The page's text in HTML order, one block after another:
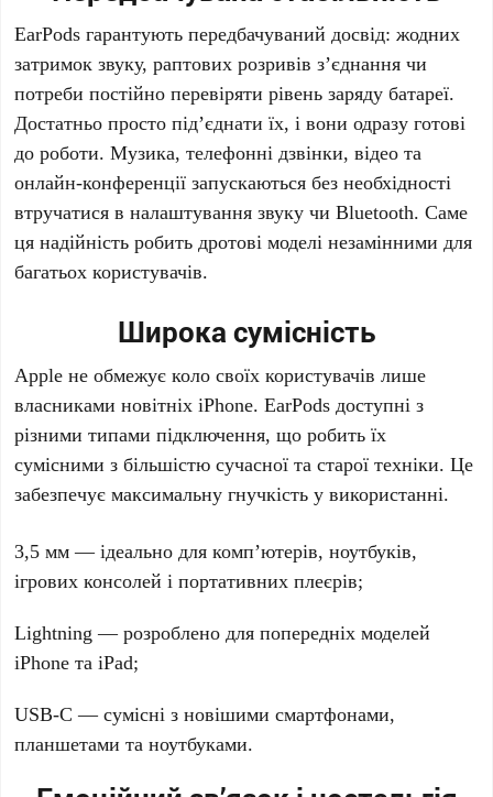
EarPods гарантують передбачуваний досвід: жодних
затримок звуку, раптових розривів з’єднання чи
потреби постійно перевіряти рівень заряду батареї.
Достатньо просто під’єднати їх, і вони одразу готові
до роботи. Музика, телефонні дзвінки, відео та
онлайн-конференції запускаються без необхідності
втручатися в налаштування звуку чи Bluetooth. Саме
ця надійність робить дротові моделі незамінними для
багатьох користувачів.
Широка сумісність
Apple не обмежує коло своїх користувачів лише
власниками новітніхiPhone.EarPods доступні з
різними типами підключення, що робить їх
сумісними з більшістю сучасної та старої техніки. Це
забезпечує максимальну гнучкість у використанні.
3,5 мм— ідеально для комп’ютерів, ноутбуків,
ігрових консолей і портативних плеєрів;
Lightning — розроблено для попередніх моделей
iPhone таiPad;
USB-C — сумісні з новішими смартфонами,
планшетами та ноутбуками.